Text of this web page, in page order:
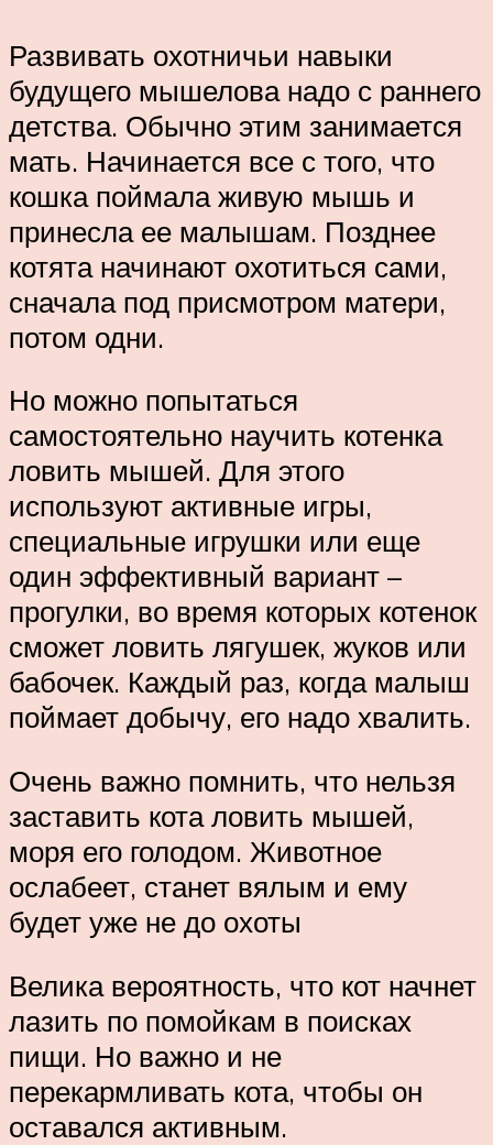
Развивать охотничьи навыки
будущего мышелова надо с раннего
детства. Обычно этим занимается
мать. Начинается все с того, что
кошка поймала живую мышь и
принесла ее малышам. Позднее
котята начинают охотиться сами,
сначала под присмотром матери,
потом одни.
Но можно попытаться
самостоятельно научить котенка
ловить мышей. Для этого
используют активные игры,
специальные игрушки или еще
один эффективный вариант –
прогулки, во время которых котенок
сможет ловить лягушек, жуков или
бабочек. Каждый раз, когда малыш
поймает добычу, его надо хвалить.
Очень важно помнить, что нельзя
заставить кота ловить мышей,
моря его голодом. Животное
ослабеет, станет вялым и ему
будет уже не до охоты
Велика вероятность, что кот начнет
лазить по помойкам в поисках
пищи. Но важно и не
перекармливать кота, чтобы он
оставался активным.